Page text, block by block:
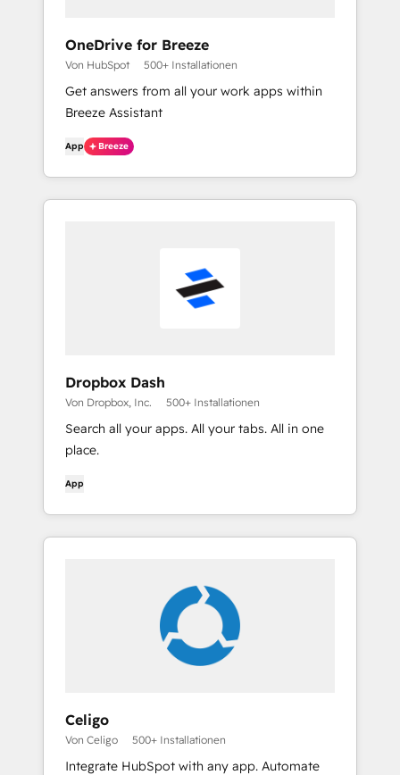
OneDrive for Breeze
Von HubSpot 500+ Installationen
Get answers from all your work apps within
Breeze Assistant
App Breeze
Dropbox Dash
Von Dropbox, Inc. 500+ Installationen
Search all your apps. All your tabs. All in one
place.
App
Celigo
Von Celigo 500+ Installationen
Integrate HubSpot with any app. Automate